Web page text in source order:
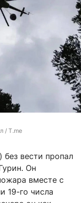
/ T.me
без вести пропал
Он
вместе с
19-го числа